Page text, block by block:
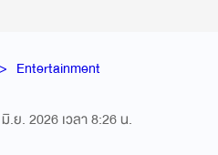
Entertainment
.ย. 2026 เวลา 8:26 น.